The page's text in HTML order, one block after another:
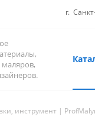
г.
инструмент |